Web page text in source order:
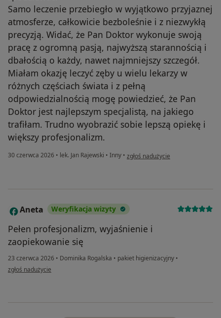
Samo leczenie przebiegło w wyjątkowo przyjaznej
atmosferze, całkowicie bezboleśnie i z niezwykłą
precyzją. Widać, że Pan Doktor wykonuje swoją
pracę z ogromną pasją, najwyższą starannością i
dbałością o każdy, nawet najmniejszy szczegół.
Miałam okazję leczyć zęby u wielu lekarzy w
różnych częściach świata i z pełną
odpowiedzialnością mogę powiedzieć, że Pan
Doktor jest najlepszym specjalistą, na jakiego
trafiłam. Trudno wyobrazić sobie lepszą opiekę i
większy profesjonalizm.
30 czerwca 2026 • lek. Jan Rajewski • Inny • w opinii użytkownika Justyna
zgłoś nadużycie
A Aneta Weryfikacja wizyty
Pełen profesjonalizm, wyjaśnienie i
zaopiekowanie się
23 czerwca 2026 • Dominika Rogalska • pakiet higienizacyjny •
w opinii użytkownika Aneta
zgłoś nadużycie